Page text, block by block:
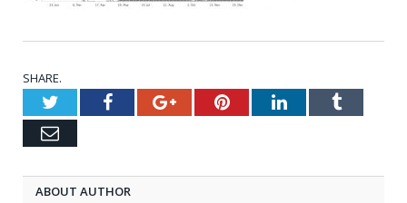
SHARE.
TwitterFacebookGoogle+PinterestLinkedInTumblr
Email
ABOUT AUTHOR